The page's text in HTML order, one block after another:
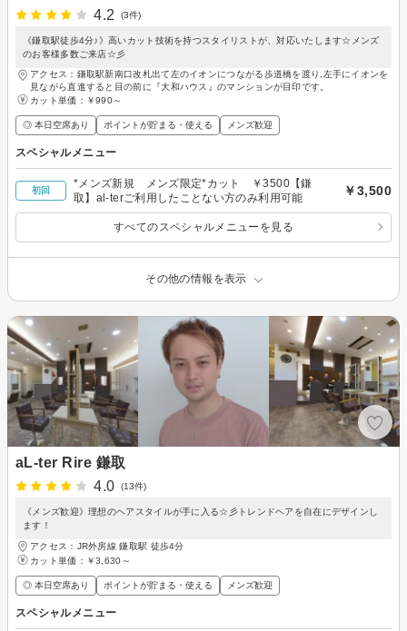
4.2
(3件)
《鎌取駅徒歩4分♪》高いカット技術を持つスタイリストが、対応いたします☆メンズ
のお客様多数ご来店☆彡
アクセス：鎌取駅新南口改札出て左のイオンにつながる歩道橋を渡り,左手にイオンを
見ながら直進すると目の前に『大和ハウス』のマンションが目印です。
カット単価： ￥990～
◎ 本日空席あり ポイントが貯まる・使える メンズ歓迎
スペシャルメニュー
初回
*メンズ新規 メンズ限定*カット ￥3500【鎌
取】al-terご利用したことない方のみ利用可能
￥3,500
すべてのスペシャルメニューを見る
その他の情報を表示
aL-ter Rire 鎌取
4.0
(13件)
《メンズ歓迎》理想のヘアスタイルが手に入る☆彡トレンドヘアを自在にデザインし
ます！
アクセス：JR外房線 鎌取駅 徒歩4分
カット単価： ￥3,630～
◎ 本日空席あり ポイントが貯まる・使える メンズ歓迎
スペシャルメニュー